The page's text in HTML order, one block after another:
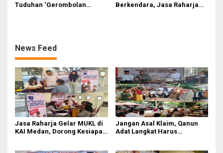
Tuduhan ‘Gerombolan
Berkendara, Jasa Raharja
News Feed
Jasa Raharja Gelar MUKL di
KAI Medan, Dorong Kesiapan
Jangan Asal Klaim, Qanun
Adat Langkat Harus